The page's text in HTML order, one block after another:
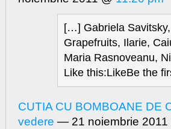
[…] Gabriela
Grapefruits, Ilarie,
Maria Rasnoveanu,
Like this:LikeBe the
CUTIA CU BOMBOANE DE
vedere — 21 noiembrie 2011